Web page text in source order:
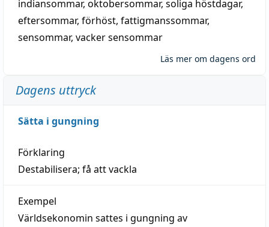
indiansommar, oktobersommar, soliga höstdagar,
eftersommar, förhöst, fattigmanssommar,
sensommar, vacker sensommar
Läs mer om dagens ord
Dagens uttryck
Sätta i gungning
Förklaring
Destabilisera; få att vackla
Exempel
Världsekonomin sattes i gungning av